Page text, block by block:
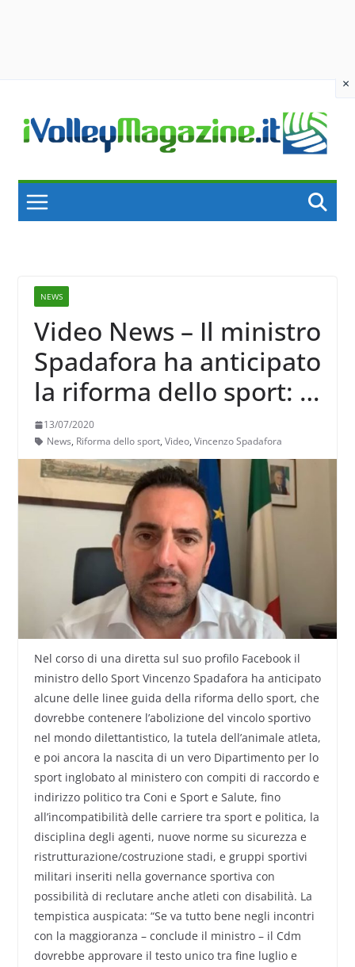
×
content
NEWS
Video News – Il ministro
Spadafora ha anticipato
la riforma dello sport: ci
sarà l’abolizione del
vincolo sportivo tra i
dilettanti
13/07/2020
News, Riforma dello sport, Video, Vincenzo Spadafora
Nel corso di una diretta sul suo profilo Facebook il
ministro dello Sport Vincenzo Spadafora ha anticipato
alcune delle linee guida della riforma dello sport, che
dovrebbe contenere l’abolizione del vincolo sportivo
nel mondo dilettantistico, la tutela dell’animale atleta,
e poi ancora la nascita di un vero Dipartimento per lo
sport inglobato al ministero con compiti di raccordo e
indirizzo politico tra Coni e Sport e Salute, fino
all’incompatibilità delle carriere tra sport e politica, la
disciplina degli agenti, nuove norme su sicurezza e
ristrutturazione/costruzione stadi, e gruppi sportivi
militari inseriti nella governance sportiva con
possibilità di reclutare anche atleti con disabilità. La
tempistica auspicata: “Se va tutto bene negli incontri
con la maggioranza – conclude il ministro – il Cdm
dovrebbe approvare il testo unico tra fine luglio e